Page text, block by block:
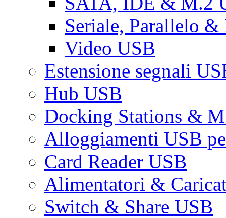
Seriale, Parallelo &
Video USB
Estensione segnali
Hub USB
Docking Stations &
Alloggiamenti USB
Card Reader USB
Alimentatori &
Switch & Share USB